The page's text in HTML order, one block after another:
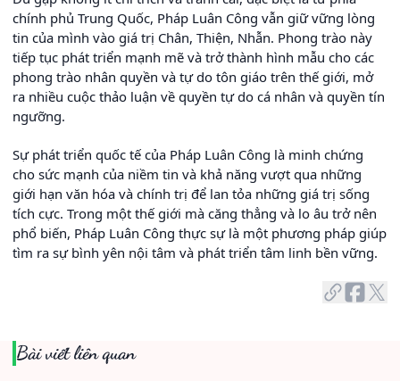
chính phủ Trung Quốc, Pháp Luân Công vẫn giữ vững lòng
tin của mình vào giá trị Chân, Thiện, Nhẫn. Phong trào này
tiếp tục phát triển mạnh mẽ và trở thành hình mẫu cho các
phong trào nhân quyền và tự do tôn giáo trên thế giới, mở
ra nhiều cuộc thảo luận về quyền tự do cá nhân và quyền tín
ngưỡng.
Sự phát triển quốc tế của Pháp Luân Công là minh chứng
cho sức mạnh của niềm tin và khả năng vượt qua những
giới hạn văn hóa và chính trị để lan tỏa những giá trị sống
tích cực. Trong một thế giới mà căng thẳng và lo âu trở nên
phổ biến, Pháp Luân Công thực sự là một phương pháp giúp
tìm ra sự bình yên nội tâm và phát triển tâm linh bền vững.
Bài viết liên quan